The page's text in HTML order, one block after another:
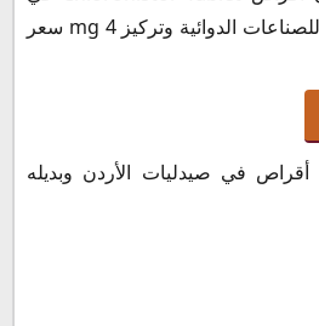
الأردن إنتاج شركة جلفار للصناعات الدوائية وتركيز 4 mg سعر
أقراص في صيدليات الأردن وبديله